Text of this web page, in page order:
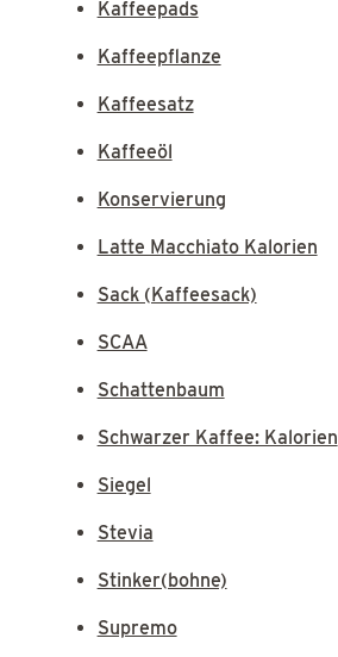
Kaffeepads
Kaffeepflanze
Kaffeesatz
Kaffeeöl
Konservierung
Latte Macchiato Kalorien
Sack (Kaffeesack)
SCAA
Schattenbaum
Schwarzer Kaffee: Kalorien
Siegel
Stevia
Stinker(bohne)
Supremo